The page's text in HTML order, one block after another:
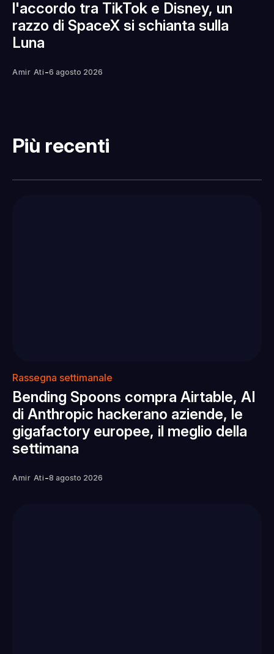
l'accordo tra TikTok e Disney, un
razzo di SpaceX si schianta sulla
Luna
Amir Ati -6 agosto 2026
Più recenti
Rassegna settimanale
Bending Spoons compra Airtable, AI
di Anthropic hackerano aziende, le
gigafactory europee, il meglio della
settimana
Amir Ati -8 agosto 2026